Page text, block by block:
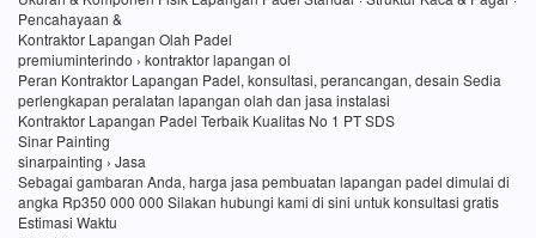
Pencahayaan &
Kontraktor Lapangan Olah Padel
premiuminterindo › kontraktor lapangan ol
Peran Kontraktor Lapangan Padel, konsultasi, perancangan, desain Sedia
perlengkapan peralatan lapangan olah dan jasa instalasi
Kontraktor Lapangan Padel Terbaik Kualitas No 1 PT SDS
Sinar Painting
sinarpainting › Jasa
Sebagai gambaran Anda, harga jasa pembuatan lapangan padel dimulai di
angka Rp350 000 000 Silakan hubungi kami di sini untuk konsultasi gratis
Estimasi Waktu